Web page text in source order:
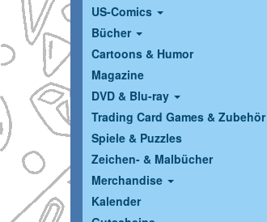
US-Comics
Bücher
Cartoons & Humor
Magazine
DVD & Blu-ray
Trading Card Games & Zubehör
Spiele & Puzzles
Zeichen- & Malbücher
Merchandise
Kalender